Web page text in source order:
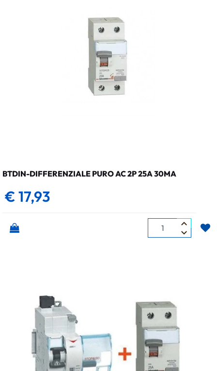
BTDIN-DIFFERENZIALE PURO AC 2P 25A 30MA
€ 17,93
Quantità